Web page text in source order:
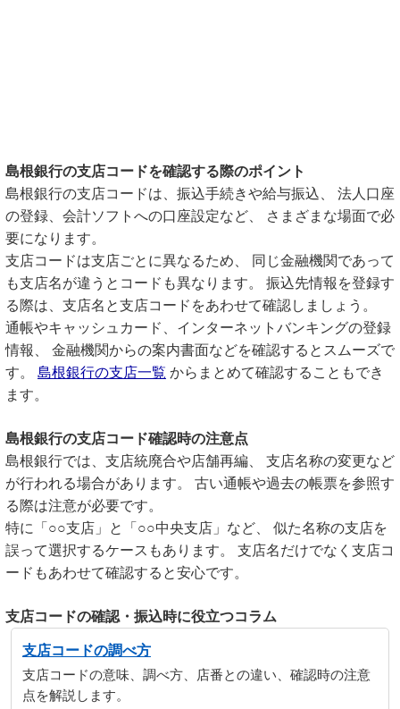
島根銀行の支店コードを確認する際のポイント
島根銀行の支店コードは、振込手続きや給与振込、 法人口座
の登録、会計ソフトへの口座設定など、 さまざまな場面で必
要になります。
支店コードは支店ごとに異なるため、 同じ金融機関であって
も支店名が違うとコードも異なります。 振込先情報を登録す
る際は、支店名と支店コードをあわせて確認しましょう。
通帳やキャッシュカード、インターネットバンキングの登録
情報、 金融機関からの案内書面などを確認するとスムーズで
す。 島根銀行の支店一覧 からまとめて確認することもでき
ます。
島根銀行の支店コード確認時の注意点
島根銀行では、支店統廃合や店舗再編、 支店名称の変更など
が行われる場合があります。 古い通帳や過去の帳票を参照す
る際は注意が必要です。
特に「○○支店」と「○○中央支店」など、 似た名称の支店を
誤って選択するケースもあります。 支店名だけでなく支店コ
ードもあわせて確認すると安心です。
支店コードの確認・振込時に役立つコラム
支店コードの調べ方
支店コードの意味、調べ方、店番との違い、確認時の注意
点を解説します。